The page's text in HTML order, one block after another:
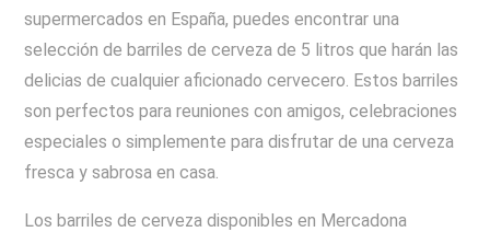
supermercados en España, puedes encontrar una
selección de barriles de cerveza de 5 litros que harán las
delicias de cualquier aficionado cervecero. Estos barriles
son perfectos para reuniones con amigos, celebraciones
especiales o simplemente para disfrutar de una cerveza
fresca y sabrosa en casa.
Los barriles de cerveza disponibles en Mercadona